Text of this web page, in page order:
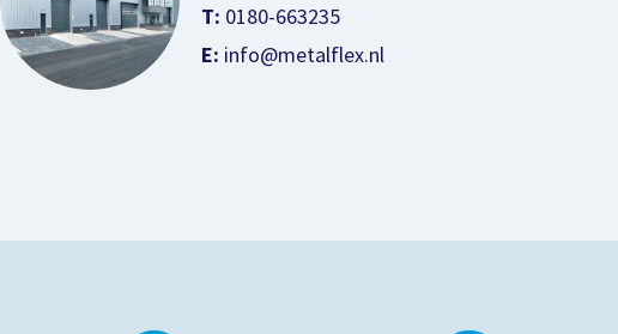
T: 0180-663235
E: info@metalflex.nl